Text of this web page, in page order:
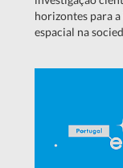
horizontes para
espacial na